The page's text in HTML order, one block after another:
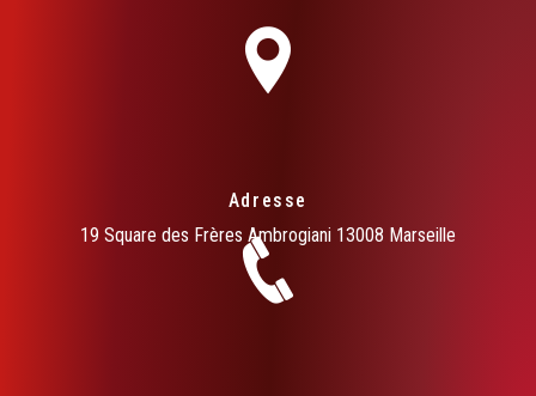
Adresse
19 Square des Frères Ambrogiani 13008 Marseille